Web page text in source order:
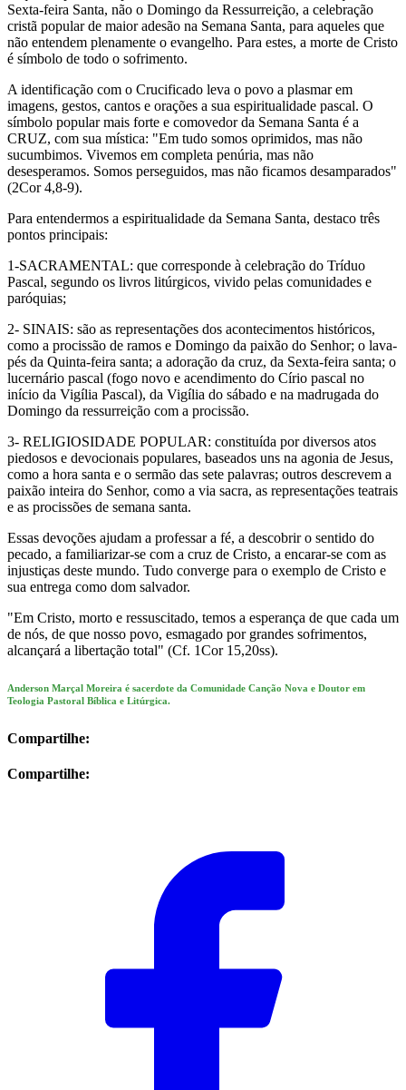
Sexta-feira Santa, não o Domingo da Ressurreição, a celebração
cristã popular de maior adesão na Semana Santa, para aqueles que
não entendem plenamente o evangelho. Para estes, a morte de Cristo
é símbolo de todo o sofrimento.
A identificação com o Crucificado leva o povo a plasmar em
imagens, gestos, cantos e orações a sua espiritualidade pascal. O
símbolo popular mais forte e comovedor da Semana Santa é a
CRUZ, com sua mística: "Em tudo somos oprimidos, mas não
sucumbimos. Vivemos em completa penúria, mas não
desesperamos. Somos perseguidos, mas não ficamos desamparados"
(2Cor 4,8-9).
Para entendermos a espiritualidade da Semana Santa, destaco três
pontos principais:
1-SACRAMENTAL: que corresponde à celebração do Tríduo
Pascal, segundo os livros litúrgicos, vivido pelas comunidades e
paróquias;
2- SINAIS: são as representações dos acontecimentos históricos,
como a procissão de ramos e Domingo da paixão do Senhor; o lava-
pés da Quinta-feira santa; a adoração da cruz, da Sexta-feira santa; o
lucernário pascal (fogo novo e acendimento do Círio pascal no
início da Vigília Pascal), da Vigília do sábado e na madrugada do
Domingo da ressurreição com a procissão.
3- RELIGIOSIDADE POPULAR: constituída por diversos atos
piedosos e devocionais populares, baseados uns na agonia de Jesus,
como a hora santa e o sermão das sete palavras; outros descrevem a
paixão inteira do Senhor, como a via sacra, as representações teatrais
e as procissões de semana santa.
Essas devoções ajudam a professar a fé, a descobrir o sentido do
pecado, a familiarizar-se com a cruz de Cristo, a encarar-se com as
injustiças deste mundo. Tudo converge para o exemplo de Cristo e
sua entrega como dom salvador.
"Em Cristo, morto e ressuscitado, temos a esperança de que cada um
de nós, de que nosso povo, esmagado por grandes sofrimentos,
alcançará a libertação total" (Cf. 1Cor 15,20ss).
Anderson Marçal Moreira é sacerdote da Comunidade Canção Nova e Doutor em
Teologia Pastoral Bíblica e Litúrgica.
Compartilhe:
Compartilhe: